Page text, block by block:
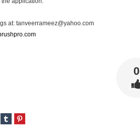
at: tanveerrameez@yahoo.com
0